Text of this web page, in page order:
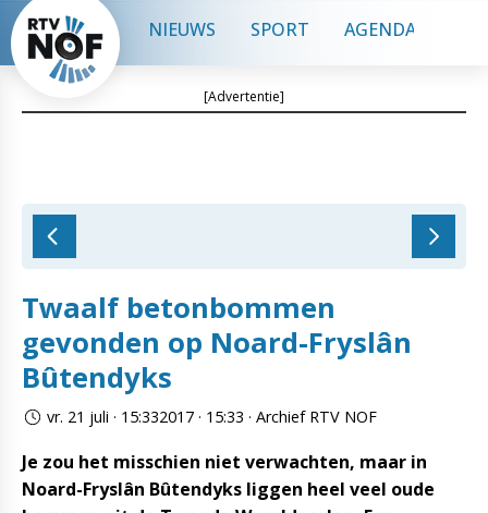
NIEUWS SPORT AGENDA
[Advertentie]
Twaalf betonbommen
gevonden op Noard-Fryslân
Bûtendyks
vr. 21 juli · 15:332017 · 15:33 · Archief RTV NOF
Je zou het misschien niet verwachten, maar in
Noard-Fryslân Bûtendyks liggen heel veel oude